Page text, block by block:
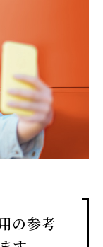
の参考